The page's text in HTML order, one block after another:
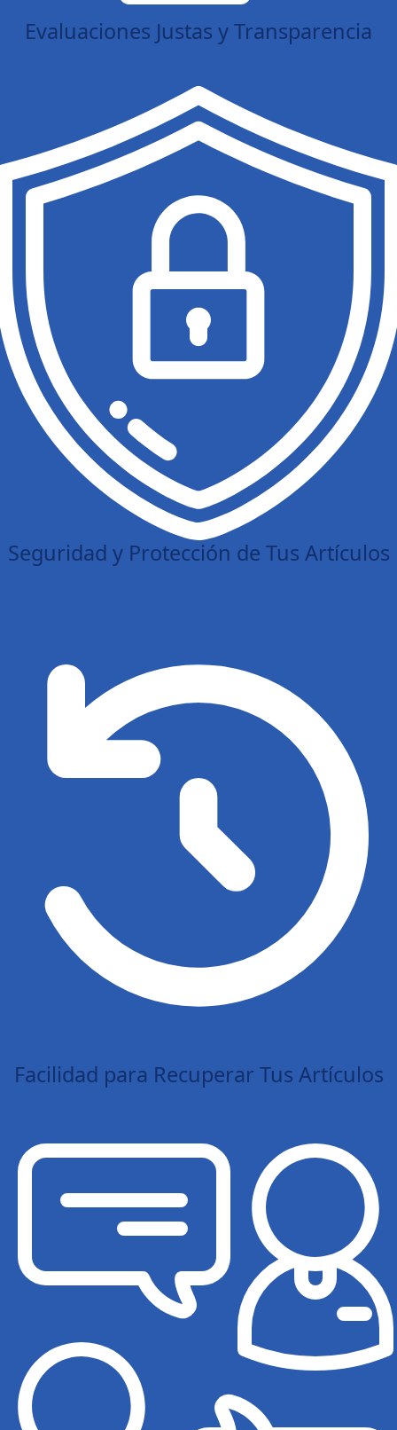
Evaluaciones Justas y Transparencia
Seguridad y Protección de Tus Artículos
Facilidad para Recuperar Tus Artículos